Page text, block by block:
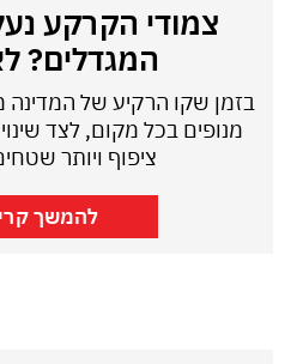
צמודי הקרקע
המגדלים?
בזמן שקו הרקיע של
מנופים בכל מקום, לצד
ציפוף ויותר
להמשך